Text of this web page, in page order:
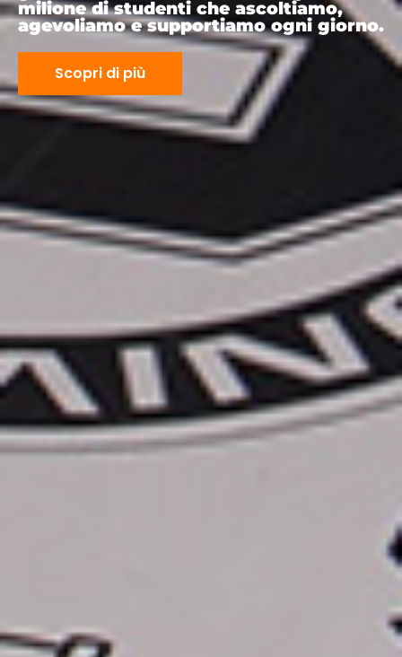
milione di studenti che ascoltiamo,
agevoliamo e supportiamo ogni giorno.
Scopri di più